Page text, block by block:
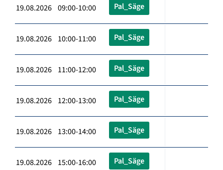
19.08.2026 09:00-10:00 Pal_Säge
19.08.2026 10:00-11:00 Pal_Säge
19.08.2026 11:00-12:00 Pal_Säge
19.08.2026 12:00-13:00 Pal_Säge
19.08.2026 13:00-14:00 Pal_Säge
19.08.2026 15:00-16:00 Pal_Säge